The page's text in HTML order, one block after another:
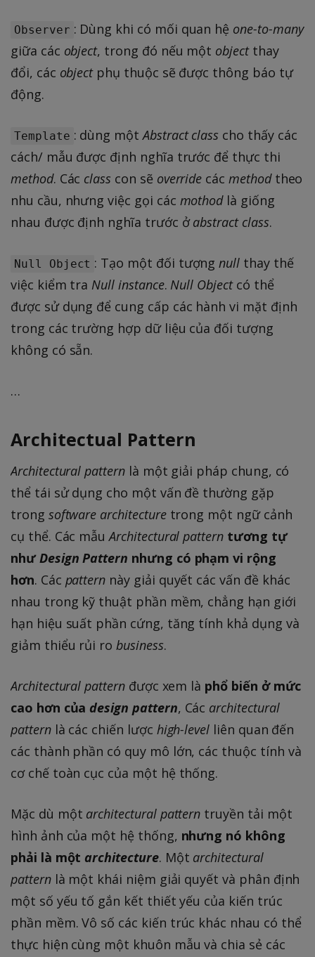
Observer : Dùng khi có mối quan hệ one-to-many
giữa các object, trong đó nếu một objectthay
đổi, các objectphụ thuộc sẽ được thông báo tự
động.
Template : dùng mộtAbstract class cho thấy các
cách/ mẫu được định nghĩa trước để thực thi
method. Các class con sẽ override các methodtheo
nhu cầu, nhưng việc gọi các mothodlà giống
nhau được định nghĩa trước ởabstract class.
Null Object : Tạo một đối tượngnull thay thế
việc kiểm tra Null instance. Null Objectcó thể
được sử dụng để cung cấp các hành vi mặt định
trong các trường hợp dữ liệu của đối tượng
không có sẵn.
…
Architectual Pattern
Architectural patternlà một giải pháp chung, có
thể tái sử dụng cho một vấn đề thường gặp
trong software architecturetrong một ngữ cảnh
cụ thể. Các mẫuArchitectural pattern tương tự
nhưDesign Pattern nhưng có phạm vi rộng
hơn. Các pattern này giải quyết các vấn đề khác
nhau trong kỹ thuật phần mềm, chẳng hạn giới
hạn hiệu suất phần cứng, tăng tính khả dụng và
giảm thiểu rủi robusiness.
Architectural patternđược xem là phổ biến ở mức
cao hơn của design pattern, Các architectural
patternlà các chiến lược high-level liên quan đến
các thành phần có quy mô lớn, các thuộc tính và
cơ chế toàn cục của một hệ thống.
Mặc dù một architectural pattern truyền tải một
hình ảnh của một hệ thống, nhưng nó không
phải là một architecture. Một architectural
patternlà một khái niệm giải quyết và phân định
một số yếu tố gắn kết thiết yếu của kiến trúc
phần mềm. Vô số các kiến trúc khác nhau có thể
thực hiện cùng một khuôn mẫu và chia sẻ các